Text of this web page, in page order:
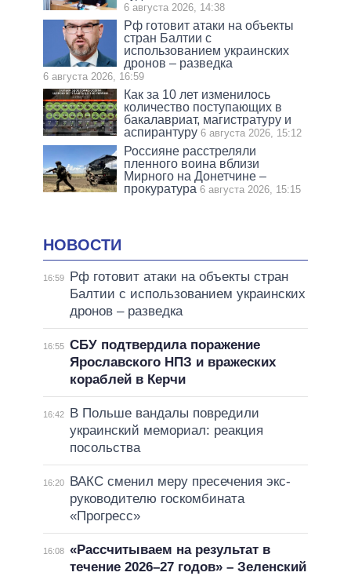
6 августа 2026, 14:38
Рф готовит атаки на объекты
стран Балтии с
использованием украинских
дронов – разведка
6 августа 2026, 16:59
Как за 10 лет изменилось
количество поступающих в
бакалавриат, магистратуру и
аспирантуру 6 августа 2026, 15:12
Россияне расстреляли
пленного воина вблизи
Мирного на Донетчине –
прокуратура 6 августа 2026, 15:15
НОВОСТИ
16:59
Рф готовит атаки на объекты стран
Балтии с использованием украинских
дронов – разведка
16:55 СБУ подтвердила поражение
Ярославского НПЗ и вражеских
кораблей в Керчи
16:42
В Польше вандалы повредили
украинский мемориал: реакция
посольства
16:20
ВАКС сменил меру пресечения экс-
руководителю госкомбината
«Прогресс»
16:08 «Рассчитываем на результат в
течение 2026–27 годов» – Зеленский